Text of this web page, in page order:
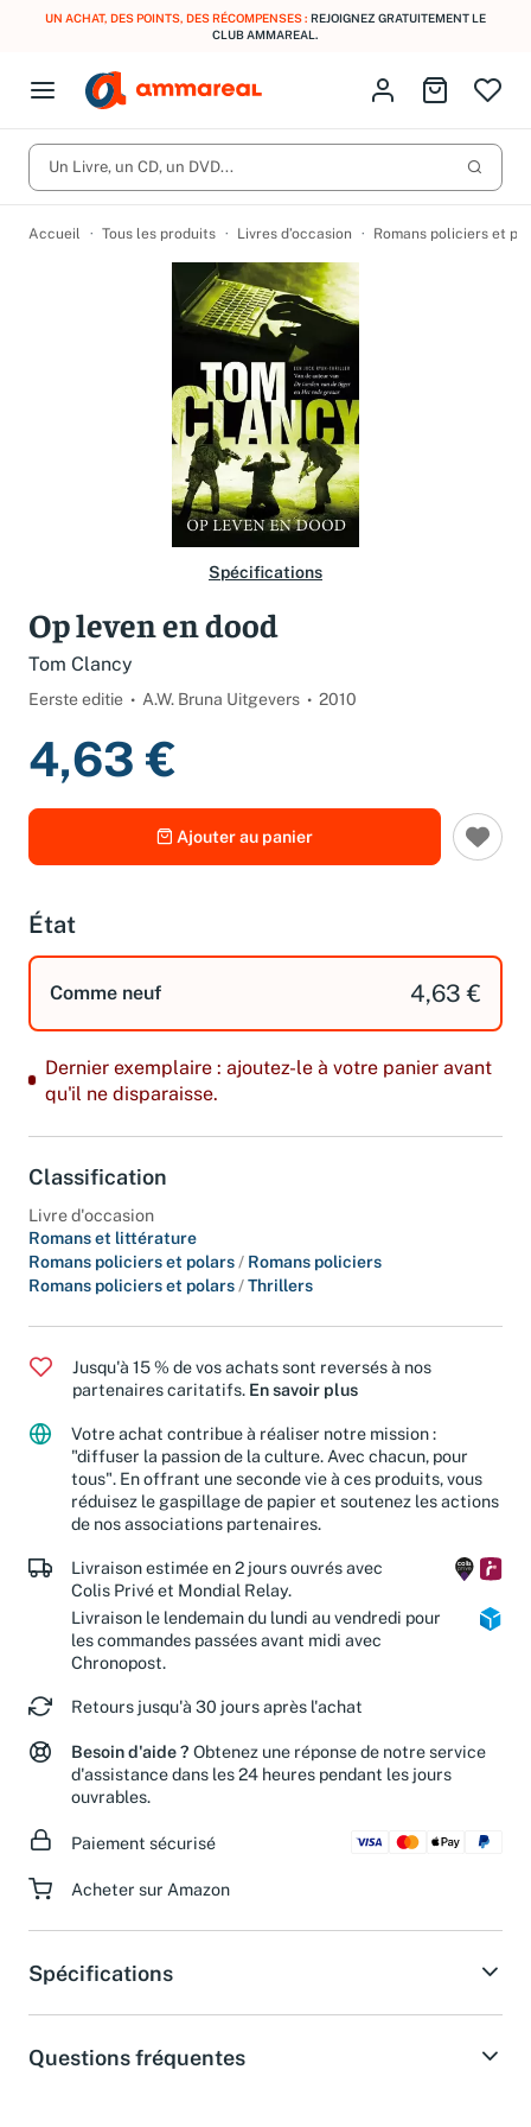
UN ACHAT, DES POINTS, DES RÉCOMPENSES : REJOIGNEZ GRATUITEMENT LE
CLUB AMMAREAL.
Open menu
Fermer le menu
CD d'occasion
Vinyles d'occasion
Meilleures ventes
Nos engagements
Produits Catégories
Vous n'avez pas trouvé l'article que vous cherchiez ?
Activez les notifications dans votre compte pour être alerté dès
qu'il est en stock.
Créer une alerte
Identifiez-vous
Aller au
Un Livre, un CD, un DVD...
Accueil Tous les produits Livres d’occasion Romans policiers et
Spécifications
Op leven en dood
Tom Clancy
Eerste editie A.W. Bruna Uitgevers 2010
4,63 €
Ajouter au panier
État
Comme neuf 4,63 €
Dernier exemplaire : ajoutez-le à votre panier avant
qu'il ne disparaisse.
Classification
Livre d'occasion
Romans et littérature
Romans policiers et polars/ Romans policiers
Romans policiers et polars/Thrillers
Jusqu'à 15 % de vos achats sont reversés à nos
partenaires caritatifs. En savoir plus
Votre achat contribue à réaliser notre mission :
"diffuser la passion de la culture. Avec chacun, pour
tous". En offrant une seconde vie à ces produits, vous
réduisez le gaspillage de papier et soutenez les actions
de nos associations partenaires.
Livraison estimée en 2 jours ouvrés avec
Colis Privé et Mondial Relay.
Livraison le lendemain du lundi au vendredi pour
les commandes passées avant midi avec
Chronopost.
Retours jusqu'à 30 jours après l'achat
Besoin d'aide ? Obtenez une réponse de notre service
d'assistance dans les 24 heures pendant les jours
ouvrables.
Paiement sécurisé
Acheter sur Amazon
Spécifications
Questions fréquentes